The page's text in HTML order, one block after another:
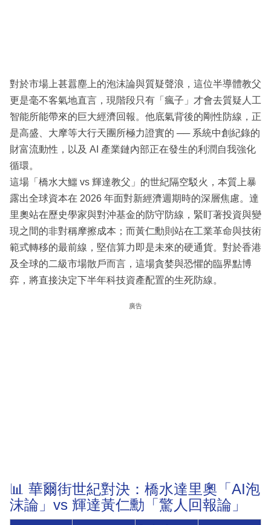
對於市場上甚囂塵上的泡沫論與質疑聲浪，這位半導體教父
更是毫不客氣地直言，現階段只有「瘋子」才會去質疑人工
智能所能帶來的巨大經濟回報。他底氣背後的剛性防線，正
是高盛、大摩等大行天團所極力證實的 ── 系統中創紀錄的
財富流動性，以及 AI 產業鏈內部正在發生的利潤自我強化
循環。
這場「橋水大鱷 vs 輝達教父」的世紀隔空駁火，本質上暴
露出全球資本在 2026 年面對新經濟週期時的深層焦慮。達
里奧站在歷史學家與對沖基金的防守防線，緊盯著投資與變
現之間的非對稱摩擦成本；而黃仁勳則站在工業革命與技術
範式轉移的最前線，堅信算力即是未來的硬通貨。對於香港
及全球的二級市場散戶而言，這場貪婪與恐懼的臨界點博
弈，將直接決定下半年科技資產配置的生死防線。
廣告
📊 華爾街世紀對決：橋水達里奧「AI泡
沫論」vs 輝達黃仁勳「驚人回報論」